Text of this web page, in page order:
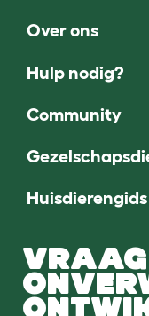
Over ons
Hulp nodig?
Community
Huisdierengids